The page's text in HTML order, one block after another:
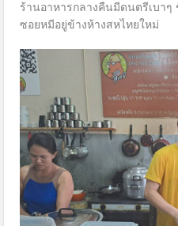
ร้านอาหารกลางคืนมีดนตรีเบา
ซอยหมีอยู่ข้างห้างสหไทยใหม่